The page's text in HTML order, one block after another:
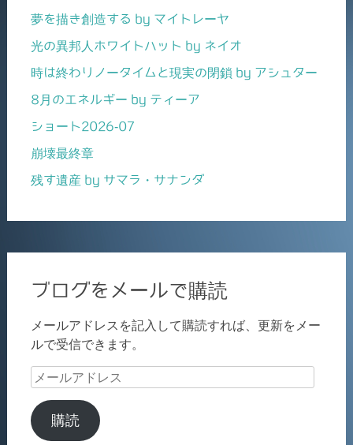
夢を描き創造する by マイトレーヤ
光の異邦人ホワイトハット by ネイオ
時は終わりノータイムと現実の閉鎖 by アシュター
8月のエネルギー by ティーア
ショート2026-07
崩壊最終章
残す遺産 by サマラ・サナンダ
ブログをメールで購読
メールアドレスを記入して購読すれば、更新をメー
ルで受信できます。
メ
ル
ア
購読